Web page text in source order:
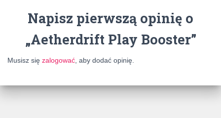
Napisz pierwszą opinię o
„Aetherdrift Play Booster”
Musisz się zalogować , aby dodać opinię.